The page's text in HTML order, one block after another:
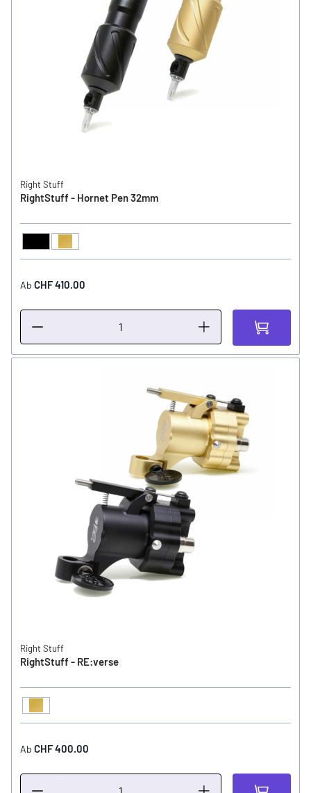
Right Stuff
RightStuff - Hornet Pen 32mm
FARBE
Ab CHF 410.00
Right Stuff
RightStuff - RE:verse
FARBE
Ab CHF 400.00